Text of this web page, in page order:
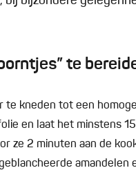
te
kneden tot een
en laat het minstens
ze 2 minuten aan de
amandelen